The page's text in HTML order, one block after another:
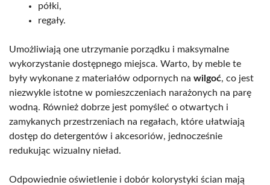
półki,
regały.
Umożliwiają one utrzymanie porządku i maksymalne
wykorzystanie dostępnego miejsca. Warto, by meble te
były wykonane z materiałów odpornych na wilgoć, co jest
niezwykle istotne w pomieszczeniach narażonych na parę
wodną. Również dobrze jest pomyśleć o otwartych i
zamykanych przestrzeniach na regałach, które ułatwiają
dostęp do detergentów i akcesoriów, jednocześnie
redukując wizualny nieład.
Odpowiednie oświetlenie i dobór kolorystyki ścian mają